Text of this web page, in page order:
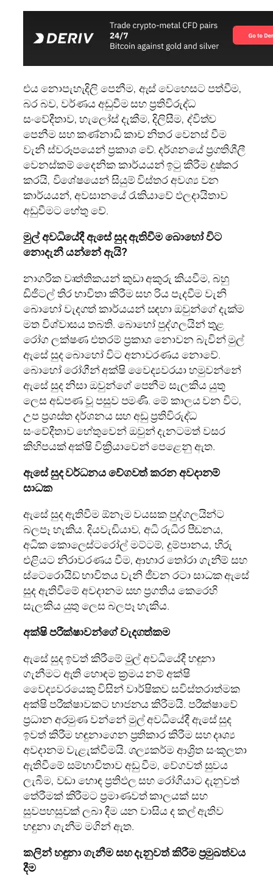
එය නොපැහැදිලි පෙනීම, ඇස් වෙහෙසට පත්වීම,
බර බව, වර්ණය අඩුවීම සහ ප්‍රතිවිරුද්ධ
සංවේදීතාව, හැලෝස් දැකීම, දිලිසීම, ද්විත්ව
පෙනීම සහ කණ්නාඩි කාච නිතර වෙනස් වීම
වැනි ස්වරූපයෙන් ප්‍රකාශ වේ. දර්ශනයේ ප්‍රගතිශීලී
වෙනස්කම් දෛනික කාර්යයන් ඉටු කිරීම දුෂ්කර
කරයි, විශේෂයෙන් සියුම් විස්තර අවශ්‍ය වන
කාර්යයන්, අවසානයේ රැකියාවේ ඵලදායිතාව
අඩුවීමට හේතු වේ.
මුල් අවධියේදී ඇසේ සුද ඇතිවීම බොහෝ විට
නොදැනී යන්නේ ඇයි?
නාගරික වෘත්තිකයන් කුඩා අකුරු කියවීම, බහු
ඩිජිටල් තිර භාවිතා කිරීම සහ රිය පැදවීම වැනි
බොහෝ වැදගත් කාර්යයන් සඳහා ඔවුන්ගේ දැක්ම
මත විශ්වාසය තබති. බොහෝ පුද්ගලයින් තුළ
රෝග ලක්ෂණ එතරම් ප්‍රකාශ නොවන බැවින් මුල්
ඇසේ සුද බොහෝ විට අනාවරණය නොවේ.
බොහෝ රෝගීන් අක්ෂි වෛද්‍යවරයා හමුවන්නේ
ඇසේ සුද නිසා ඔවුන්ගේ පෙනීම සැලකිය යුතු
ලෙස අඩපණ වූ පසුව පමණි. මේ කාලය වන විට,
උප ප්‍රශස්ත දර්ශනය සහ අඩු ප්‍රතිවිරුද්ධ
සංවේදීතාව හේතුවෙන් ඔවුන් දැනටමත් වසර
කිහිපයක් අක්ෂි වික්‍රියාවෙන් පෙළෙනු ඇත.
ඇසේ සුද වර්ධනය වේගවත් කරන අවදානම්
සාධක
ඇසේ සුද ඇතිවීම ඕනෑම වයසක පුද්ගලයින්ට
බලපෑ හැකිය. දියවැඩියාව, අධි රුධිර පීඩනය,
අධික කොලෙස්ටරෝල් මට්ටම්, දුම්පානය, හිරු
එළියට නිරාවරණය වීම, ආහාර තෝරා ගැනීම් සහ
ස්ටෙරොයිඩ් භාවිතය වැනි ජීවන රටා සාධක ඇසේ
සුද ඇතිවීමේ අවදානම සහ ප්‍රගතිය කෙරෙහි
සැලකිය යුතු ලෙස බලපෑ හැකිය.
අක්ෂි පරීක්ෂාවන්ගේ වැදගත්කම
ඇසේ සුද ඉවත් කිරීමේ මුල් අවධියේදී හඳුනා
ගැනීමට ඇති හොඳම ක්‍රමය නම් අක්ෂි
වෛද්‍යවරයෙකු විසින් වාර්ෂිකව සවිස්තරාත්මක
අක්ෂි පරීක්ෂාවකට භාජනය කිරීමයි. පරීක්ෂාවේ
ප්‍රධාන අරමුණ වන්නේ මුල් අවධියේදී ඇසේ සුද
ඉවත් කිරීම හඳුනාගෙන ප්‍රතිකාර කිරීම සහ දෘශ්‍ය
අවදානම වැළැක්වීමයි. ශල්‍යකර්ම ආශ්‍රිත සංකූලතා
ඇතිවීමේ සම්භාවිතාව අඩු වීම, වේගවත් සුවය
ලැබීම, වඩා හොඳ ප්‍රතිඵල සහ රෝගියාට දැනුවත්
තේරීමක් කිරීමට ප්‍රමාණවත් කාලයක් සහ
සුවපහසුවක් ලබා දීම යන වාසිය ද කල් ඇතිව
හඳුනා ගැනීම මගින් ඇත.
කලින් හඳුනා ගැනීම සහ දැනුවත් කිරීම ප්‍රමුඛත්වය
දීම